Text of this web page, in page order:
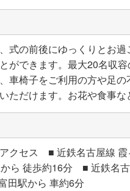
式の前後にゆっくりとお
ができます。最大20名収
車椅子をご利用の方や足
ただけます。お花や食事な
クセス ■ 近鉄名古屋線
ら 徒歩約16分 ■ 近鉄名
田駅から 車約6分